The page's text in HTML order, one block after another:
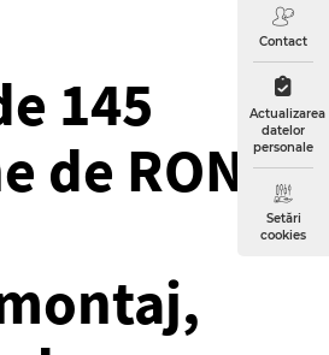
Contact
Actualizarea
datelor
personale
Setări
cookies
145
de RON